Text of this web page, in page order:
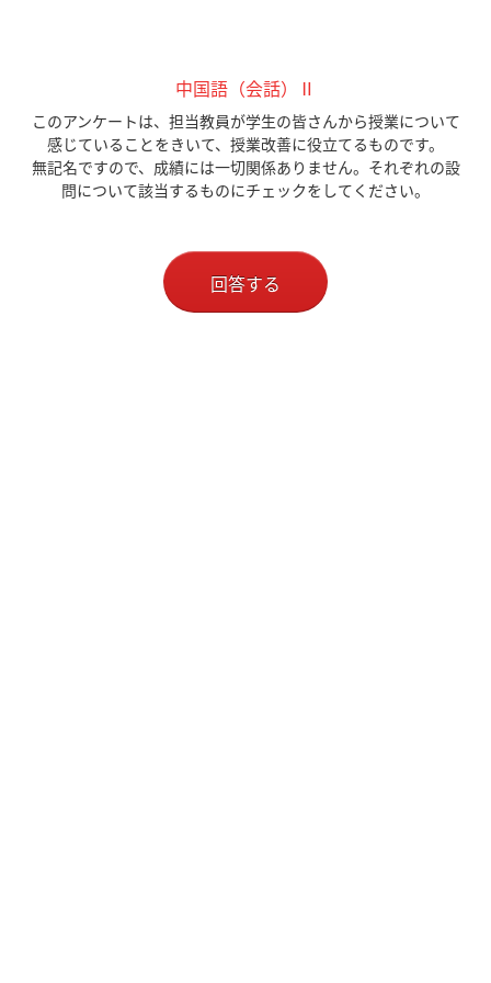
中国語（会話）Ⅱ
このアンケートは、担当教員が学生の皆さんから授業について
感じていることをきいて、授業改善に役立てるものです。
無記名ですので、成績には一切関係ありません。それぞれの設
問について該当するものにチェックをしてください。
回答する